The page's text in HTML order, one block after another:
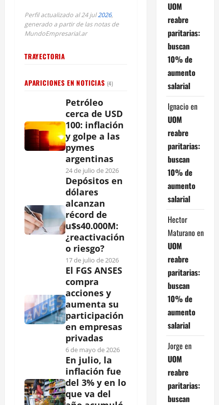
Perfil actualizado al 24 jul2026,
generado a partir de las notas de
MundoEmpresarial.ar
TRAYECTORIA
APARICIONES EN NOTICIAS (4)
Petróleo
cerca de USD
100: inflación
y golpe a las
pymes
argentinas
24 de julio de 2026
Depósitos en
dólares
alcanzan
récord de
u$s40.000M:
¿reactivación
o riesgo?
17 de julio de 2026
El FGS ANSES
compra
acciones y
aumenta su
participación
en empresas
privadas
6 de mayo de 2026
En julio, la
inflación fue
del 3% y en lo
que va del
UOM
reabre
paritarias:
buscan
10% de
aumento
salarial
Ignacio en
UOM
reabre
paritarias:
buscan
10% de
aumento
salarial
Hector
Maturano en
UOM
reabre
paritarias:
buscan
10% de
aumento
salarial
Jorge en
UOM
reabre
paritarias:
buscan